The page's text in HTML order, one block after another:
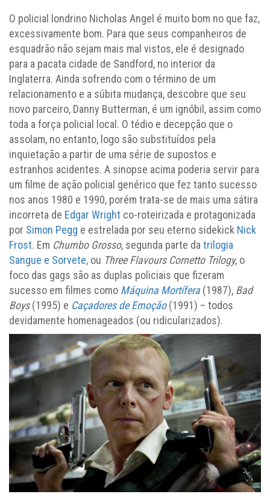
O policial londrino Nicholas Angel é muito bom no que faz,
excessivamente bom. Para que seus companheiros de
esquadrão não sejam mais mal vistos, ele é designado
para a pacata cidade de Sandford, no interior da
Inglaterra. Ainda sofrendo com o término de um
relacionamento e a súbita mudança, descobre que seu
novo parceiro, Danny Butterman, é um ignóbil, assim como
toda a força policial local. O tédio e decepção que o
assolam, no entanto, logo são substituídos pela
inquietação a partir de uma série de supostos e
estranhos acidentes. A sinopse acima poderia servir para
um filme de ação policial genérico que fez tanto sucesso
nos anos 1980 e 1990, porém trata-se de mais uma sátira
incorreta de Edgar Wright co-roteirizada e protagonizada
por Simon Pegg e estrelada por seu eterno sidekick Nick
Frost. Em Chumbo Grosso, segunda parte da trilogia
Sangue e Sorvete, ou Three Flavours Cornetto Trilogy, o
foco das gags são as duplas policiais que fizeram
sucesso em filmes como Máquina Mortífera(1987), Bad
Boys(1995) e Caçadores de Emoção(1991) – todos
devidamente homenageados (ou ridicularizados).